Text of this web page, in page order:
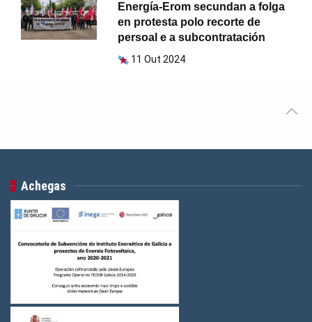
Energía-Erom secundan a folga
en protesta polo recorte de
persoal e a subcontratación
11 Out 2024
Achegas